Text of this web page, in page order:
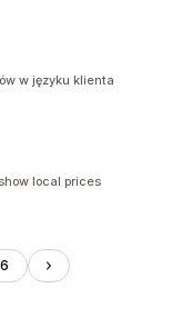
w języku klienta
local prices
6